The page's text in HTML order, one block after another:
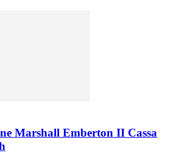
Marshall Emberton II Cassa